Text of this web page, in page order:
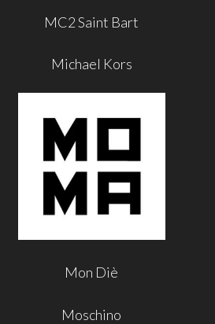
MC2 Saint Bart
Michael Kors
Mon Diè
Moschino